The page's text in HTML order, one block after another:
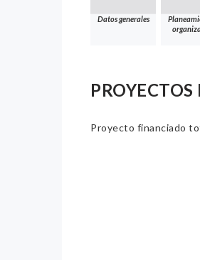
Datos generales
Proyecto financiado